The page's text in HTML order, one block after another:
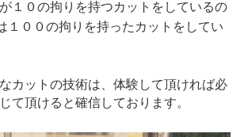
１０の拘りを持つカットをしているの
１００の拘りを持ったカットをしてい
カットの技術は、体験して頂ければ必
て頂けると確信しております。